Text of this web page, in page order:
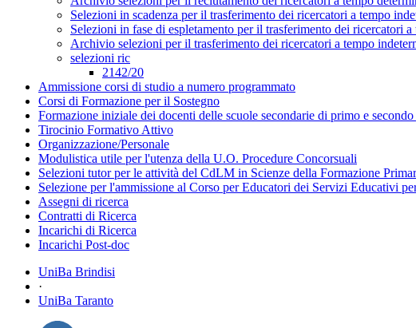
Selezioni in scadenza per il trasferimento dei ricercatori a tempo
Selezioni in fase di espletamento per il trasferimento dei ricercatori
Archivio selezioni per il trasferimento dei ricercatori a tempo
selezioni ric
2142/20
Ammissione corsi di studio a numero programmato
Corsi di Formazione per il Sostegno
Formazione iniziale dei docenti delle scuole secondarie di primo e
Tirocinio Formativo Attivo
Organizzazione/Personale
Modulistica utile per l'utenza della U.O. Procedure Concorsuali
Selezioni tutor per le attività del CdLM in Scienze della Formazione
Selezione per l'ammissione al Corso per Educatori dei Servizi Educativi
Assegni di ricerca
Contratti di Ricerca
Incarichi di Ricerca
Incarichi Post-doc
UniBa Brindisi
·
UniBa Taranto